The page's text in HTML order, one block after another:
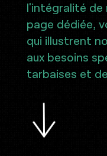
l'intégralité de
page dédiée,
qui illustrent
aux besoins
tarbaises et